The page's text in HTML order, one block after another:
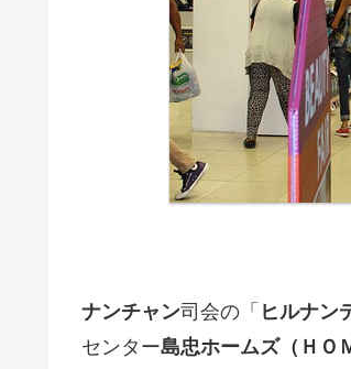
ナンチャン司会の「 ヒルナン
センター島忠ホームズ（ＨＯ